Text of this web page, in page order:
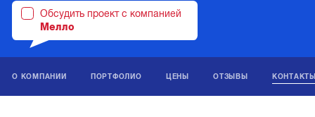
Обсудить проект с компанией
Мелло
О КОМПАНИИ ПОРТФОЛИО ЦЕНЫ ОТЗЫВЫ